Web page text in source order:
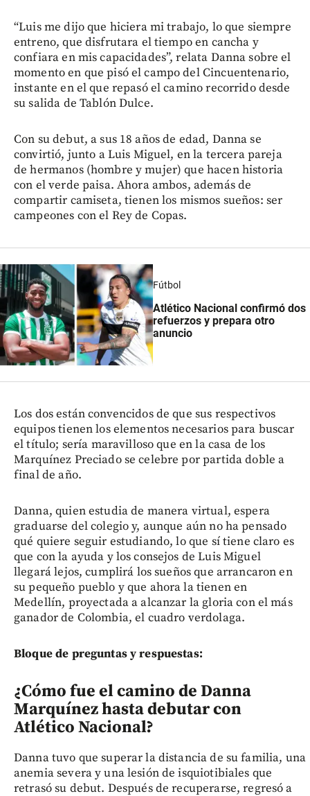
“Luis me dijo que hiciera mi trabajo, lo que siempre
entreno, que disfrutara el tiempo en cancha y
confiara en mis capacidades”, relata Danna sobre el
momento en que pisó el campo del Cincuentenario,
instante en el que repasó el camino recorrido desde
su salida de Tablón Dulce.
Con su debut, a sus 18 años de edad, Danna se
convirtió, junto a Luis Miguel, en la tercera pareja
de hermanos (hombre y mujer) que hacen historia
con el verde paisa. Ahora ambos, además de
compartir camiseta, tienen los mismos sueños: ser
campeones con el Rey de Copas.
Fútbol
Atlético Nacional confirmó dos
refuerzos y prepara otro
anuncio
Los dos están convencidos de que sus respectivos
equipos tienen los elementos necesarios para buscar
el título; sería maravilloso que en la casa de los
Marquínez Preciado se celebre por partida doble a
final de año.
Danna, quien estudia de manera virtual, espera
graduarse del colegio y, aunque aún no ha pensado
qué quiere seguir estudiando, lo que sí tiene claro es
que con la ayuda y los consejos de Luis Miguel
llegará lejos, cumplirá los sueños que arrancaron en
su pequeño pueblo y que ahora la tienen en
Medellín, proyectada a alcanzar la gloria con el más
ganador de Colombia, el cuadro verdolaga.
Bloque de preguntas y respuestas:
¿Cómo fue el camino de Danna
Marquínez hasta debutar con
Atlético Nacional?
Danna tuvo que superar la distancia de su familia, una
anemia severa y una lesión de isquiotibiales que
retrasó su debut. Después de recuperarse, regresó a